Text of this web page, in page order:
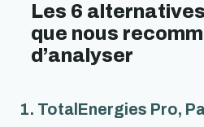
Les 6
que nous
d’analyser
1. TotalEnergies Pro,